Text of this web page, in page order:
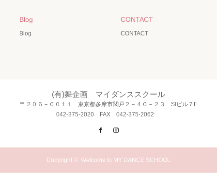
Blog
Blog
CONTACT
CONTACT
(有)舞企画 マイダンススクール
〒２０６－００１１ 東京都多摩市関戸２－４０－２３ SIビル７F
042-375-2020 FAX 042-375-2062
Facebook
Copyright © Welcome to MY DANCE SCHOOL